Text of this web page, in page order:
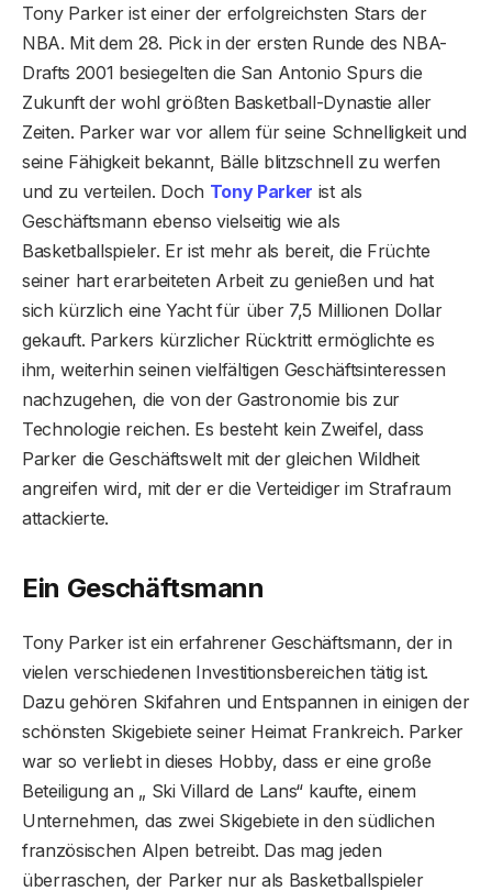
Tony Parker ist einer der erfolgreichsten Stars der
NBA. Mit dem 28. Pick in der ersten Runde des NBA-
Drafts 2001 besiegelten die San Antonio Spurs die
Zukunft der wohl größten Basketball-Dynastie aller
Zeiten. Parker war vor allem für seine Schnelligkeit und
seine Fähigkeit bekannt, Bälle blitzschnell zu werfen
und zu verteilen. Doch Tony Parker ist als
Geschäftsmann ebenso vielseitig wie als
Basketballspieler. Er ist mehr als bereit, die Früchte
seiner hart erarbeiteten Arbeit zu genießen und hat
sich kürzlich eine Yacht für über 7,5 Millionen Dollar
gekauft. Parkers kürzlicher Rücktritt ermöglichte es
ihm, weiterhin seinen vielfältigen Geschäftsinteressen
nachzugehen, die von der Gastronomie bis zur
Technologie reichen. Es besteht kein Zweifel, dass
Parker die Geschäftswelt mit der gleichen Wildheit
angreifen wird, mit der er die Verteidiger im Strafraum
attackierte.
Ein Geschäftsmann
Tony Parker ist ein erfahrener Geschäftsmann, der in
vielen verschiedenen Investitionsbereichen tätig ist.
Dazu gehören Skifahren und Entspannen in einigen der
schönsten Skigebiete seiner Heimat Frankreich. Parker
war so verliebt in dieses Hobby, dass er eine große
Beteiligung an „ Ski Villard de Lans“ kaufte, einem
Unternehmen, das zwei Skigebiete in den südlichen
französischen Alpen betreibt. Das mag jeden
überraschen, der Parker nur als Basketballspieler